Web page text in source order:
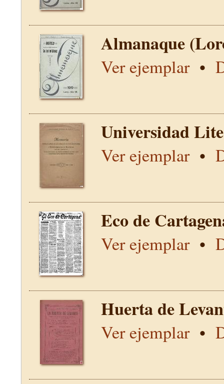
Almanaque
Ver ejemplar•
Universidad
Ver ejemplar•
Eco de
Ver ejemplar•
Huerta de
Ver ejemplar•